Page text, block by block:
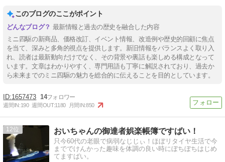
このブログのここがポイント
最新情報と過去の歴史を融合した内容
ミニ四駆の新商品、価格改訂、イベント情報、改造例や歴史的回顧に焦点
を当て、深みと多角的視点を提供します。新旧情報をバランスよく取り入
れ、読者は最新動向だけでなく、その背景や裏話も楽しめる構成となって
います。文章はわかりやすく、専門用語も丁寧に解説されており、過去か
ら未来までのミニ四駆の魅力を総合的に伝えることを目的としています。
1657473 14
週間IN:190 週間OUT:1180 月間IN:850
12 おいちゃんの御達者娯楽帳簿ですばい！
只今60代の老眼で病弱なじじぃ！ほぼリタイヤ生活で今
まででけんかった趣味を体調の良い時にぼちぼちはじめ
てますばい。